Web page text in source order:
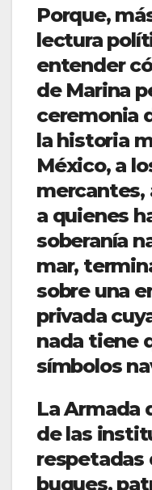
Porque,
lectura
entender
de Marina
ceremonia
la historia
México, a
mercantes,
a quienes
soberanía
mar,
sobre una
privada
nada tiene
símbolos
La Armada
de las
respetadas
buques,